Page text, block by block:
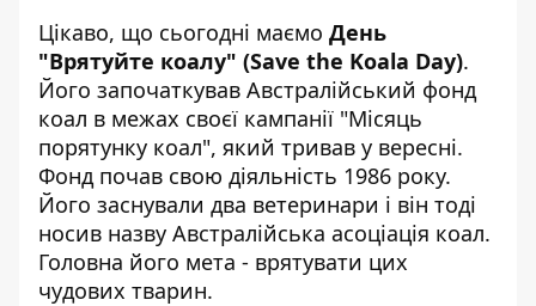
Цікаво, що сьогодні маємо День
"Врятуйте коалу" (Save the Koala Day).
Його започаткував Австралійський фонд
коал в межах своєї кампанії "Місяць
порятунку коал", який тривав у вересні.
Фонд почав свою діяльність 1986 року.
Його заснували два ветеринари і він тоді
носив назву Австралійська асоціація коал.
Головна його мета - врятувати цих
чудових тварин.